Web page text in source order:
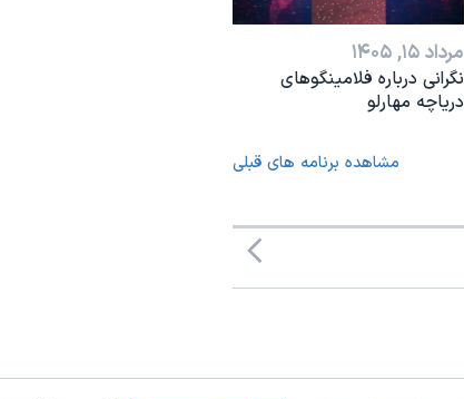
مرداد ۱۵, ۱۴۰۵
نگرانی درباره فلامینگوهای
دریاچه مهارلو
مشاهده برنامه های قبلی